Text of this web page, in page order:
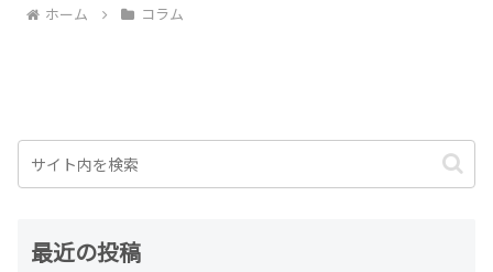
ホーム コラム
最近の投稿